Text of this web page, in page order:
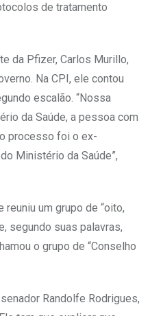
de tratamento
da Pfizer, Carlos Murillo,
Na CPI, ele contou
escalão. “Nossa
da Saúde, a pessoa com
processo foi o ex-
Ministério da Saúde”,
um grupo de “oito,
segundo suas palavras,
o grupo de “Conselho
Randolfe Rodrigues,